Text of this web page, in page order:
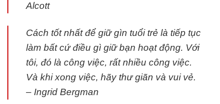
Alcott
Cách tốt nhất để giữ gìn tuổi trẻ là tiếp tục
làm bất cứ điều gì giữ bạn hoạt động. Với
tôi, đó là công việc, rất nhiều công việc.
Và khi xong việc, hãy thư giãn và vui vẻ.
– Ingrid Bergman